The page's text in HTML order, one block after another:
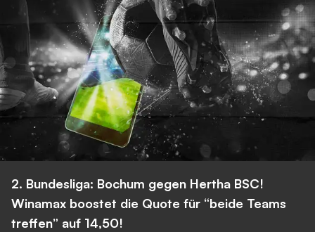
2. Bundesliga: Bochum gegen Hertha BSC!
Winamax boostet die Quote für “beide Teams
treffen” auf 14,50!